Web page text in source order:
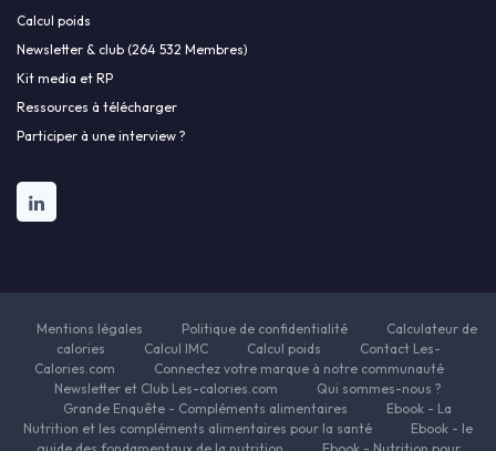
Calcul poids
Newsletter & club (264 532 Membres)
Kit media et RP
Ressources à télécharger
Participer à une interview ?
Mentions légales Politique de confidentialité
Calculateur de
calories
Calcul IMC Calcul poids
Contact Les-
Calories.com
Connectez votre marque à notre communauté
Newsletter et Club Les-calories.com
Qui sommes-nous ?
Grande Enquête - Compléments alimentaires
Ebook - La
Nutrition et les compléments alimentaires pour la santé
Ebook - le